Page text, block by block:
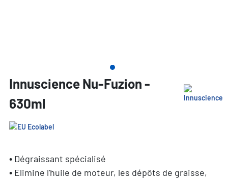
Innuscience Nu-Fuzion -
630ml
• Dégraissant spécialisé
• Elimine l'huile de moteur, les dépôts de graisse,